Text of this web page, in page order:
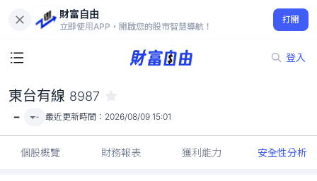
財富自由
立即使用APP，開啟您的股市智慧導航！
打開
登入
-
東台有線 8987
- - 最近更新時間： 2026/08/09 15:01
個股概覽 財務報表 獲利能力 安全性分析